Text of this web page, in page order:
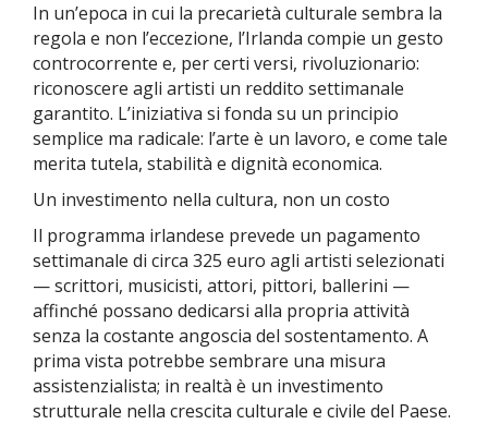
In un’epoca in cui la precarietà culturale sembra la
regola e non l’eccezione, l’Irlanda compie un gesto
controcorrente e, per certi versi, rivoluzionario:
riconoscere agli artisti un reddito settimanale
garantito. L’iniziativa si fonda su un principio
semplice ma radicale: l’arte è un lavoro, e come tale
merita tutela, stabilità e dignità economica.
Un investimento nella cultura, non un costo
Il programma irlandese prevede un pagamento
settimanale di circa 325 euro agli artisti selezionati
— scrittori, musicisti, attori, pittori, ballerini —
affinché possano dedicarsi alla propria attività
senza la costante angoscia del sostentamento. A
prima vista potrebbe sembrare una misura
assistenzialista; in realtà è un investimento
strutturale nella crescita culturale e civile del Paese.